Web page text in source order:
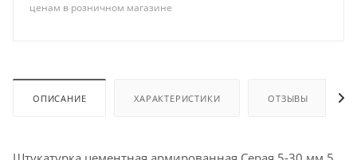
ценам в розничном магазине
ОПИСАНИЕ ХАРАКТЕРИСТИКИ ОТЗЫВЫ